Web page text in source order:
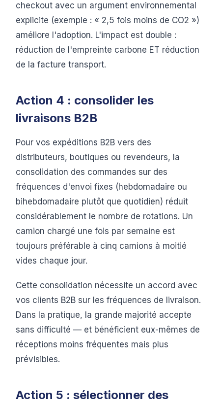
checkout avec un argument environnemental
explicite (exemple : « 2,5 fois moins de CO2 »)
améliore l'adoption. L'impact est double :
réduction de l'empreinte carbone ET réduction
de la facture transport.
Action 4 : consolider les
livraisons B2B
Pour vos expéditions B2B vers des
distributeurs, boutiques ou revendeurs, la
consolidation des commandes sur des
fréquences d'envoi fixes (hebdomadaire ou
bihebdomadaire plutôt que quotidien) réduit
considérablement le nombre de rotations. Un
camion chargé une fois par semaine est
toujours préférable à cinq camions à moitié
vides chaque jour.
Cette consolidation nécessite un accord avec
vos clients B2B sur les fréquences de livraison.
Dans la pratique, la grande majorité accepte
sans difficulté — et bénéficient eux-mêmes de
réceptions moins fréquentes mais plus
prévisibles.
Action 5 : sélectionner des